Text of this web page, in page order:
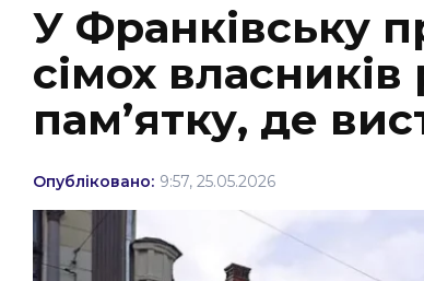
Політика Соціум
Втрачений Ужгород
(відеоверсія)
ЗАКАРПАТСЬКІ НОВИНИ
У Франківську
сімох
пам’ятку, де
Опубліковано: 9:57, 25.05.2026